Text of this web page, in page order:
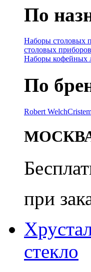
По
Наборы столовых
столовых
Наборы кофейных
По
Robert Welch
при
стекло